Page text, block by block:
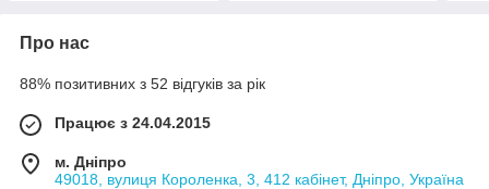
Про нас
88% позитивних з 52 відгуків за рік
Працює з 24.04.2015
м. Дніпро
49018, вулиця Короленка, 3, 412 кабінет, Дніпро, Україна